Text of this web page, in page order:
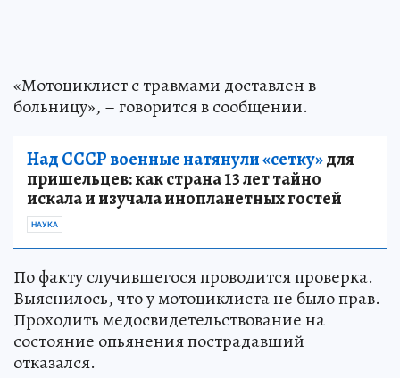
«Мотоциклист с травмами доставлен в
больницу», – говорится в сообщении.
Над СССР военные натянули «сетку»для
пришельцев: как страна 13 лет тайно
искала и изучала инопланетных гостей
НАУКА
По факту случившегося проводится проверка.
Выяснилось, что у мотоциклиста не было прав.
Проходить медосвидетельствование на
состояние опьянения пострадавший
отказался.